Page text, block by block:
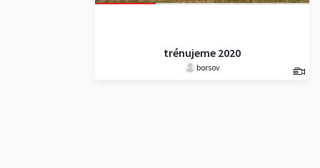
trénujeme 2020
borsov